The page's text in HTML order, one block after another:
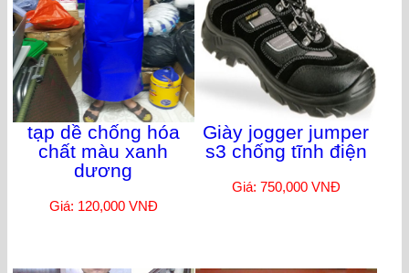
tạp dề chống hóa
chất màu xanh
dương
Giá: 120,000 VNĐ
Giày jogger jumper
s3 chống tĩnh điện
Giá: 750,000 VNĐ